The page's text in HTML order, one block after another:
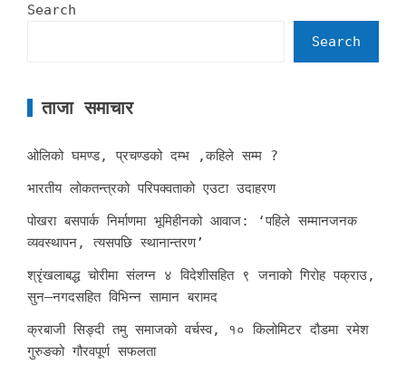
Search
Search
ताजा समाचार
ओलिको घमण्ड, प्रचण्डको दम्भ ,कहिले सम्म ?
भारतीय लोकतन्त्रको परिपक्वताको एउटा उदाहरण
पोखरा बसपार्क निर्माणमा भूमिहीनको आवाज: ‘पहिले सम्मानजनक
व्यवस्थापन, त्यसपछि स्थानान्तरण’
श्रृंखलाबद्ध चोरीमा संलग्न ४ विदेशीसहित ९ जनाको गिरोह पक्राउ,
सुन–नगदसहित विभिन्न सामान बरामद
क्रबाजी सिङ्दी तमु समाजको वर्चस्व, १० किलोमिटर दौडमा रमेश
गुरुङको गौरवपूर्ण सफलता